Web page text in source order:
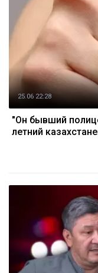
25.06 22:28
"Он бывший
летний